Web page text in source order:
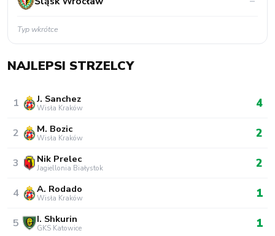
Typ wkrótce
NAJLEPSI STRZELCY
1 J. Sanchez
Wisła Kraków 4
2 M. Bozic
Wisła Kraków 2
3 Nik Prelec
Jagiellonia Białystok 2
4 A. Rodado
Wisła Kraków 1
5 I. Shkurin
GKS Katowice 1